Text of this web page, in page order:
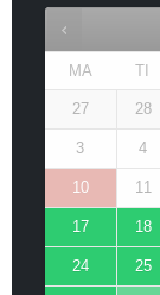
MA TI
27 28
3 4
10 11
17 18
24 25